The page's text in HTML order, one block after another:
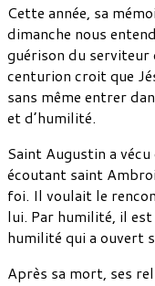
Cette année, sa
dimanche nous
guérison du serviteur
centurion croit que
sans même entrer
et d’humilité.
Saint Augustin a
écoutant saint
foi. Il voulait le
lui. Par humilité, il
humilité qui a ouvert
Après sa mort, ses